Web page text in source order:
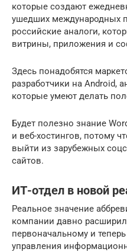
которые создают
ушедших международных
российские аналоги,
витрины, приложения и
Здесь понадобятся
разработчики на Android,
которые умеют делать
Будет полезно знание
и веб-хостингов, потому
выйти из зарубежных
сайтов.
ИТ-отдел в новой
Реальное значение
компании давно
первоначальному и
управления